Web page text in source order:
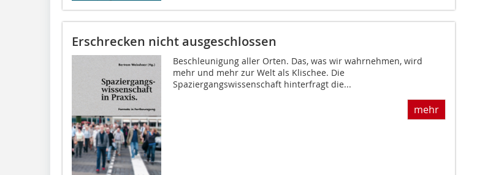
Erschrecken nicht ausgeschlossen
Beschleunigung aller Orten. Das, was wir wahrnehmen, wird
mehr und mehr zur Welt als Klischee. Die
Spaziergangswissenschaft hinterfragt die...
mehr